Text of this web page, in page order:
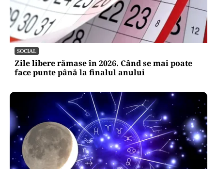
SOCIAL
Zile libere rămase în 2026. Când se mai poate
face punte până la finalul anului